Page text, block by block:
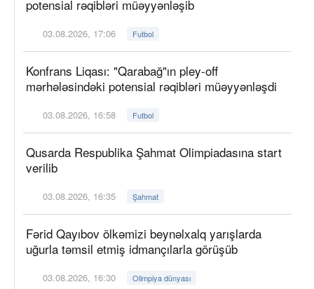
potensial rəqibləri müəyyənləşib
03.08.2026, 17:06 Futbol
Konfrans Liqası: "Qarabağ"ın pley-off
mərhələsindəki potensial rəqibləri müəyyənləşdi
03.08.2026, 16:58 Futbol
Qusarda Respublika Şahmat Olimpiadasına start
verilib
03.08.2026, 16:35 Şahmat
Fərid Qayıbov ölkəmizi beynəlxalq yarışlarda
uğurla təmsil etmiş idmançılarla görüşüb
03.08.2026, 16:30 Olimpiya dünyası